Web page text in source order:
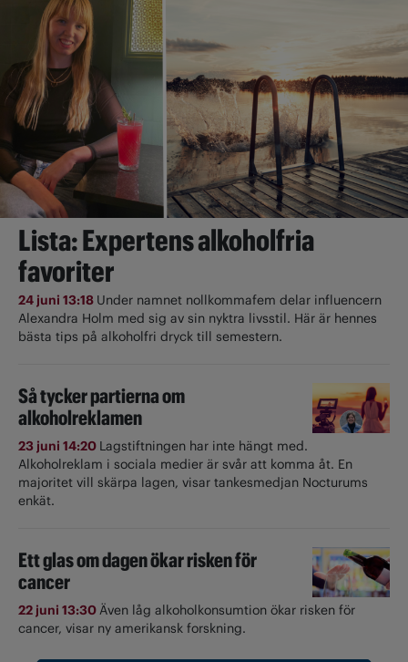
Lista: Expertens alkoholfria
favoriter
24 juni 13:18 Under namnet nollkommafem delar influencern
Alexandra Holm med sig av sin nyktra livsstil. Här är hennes
bästa tips på alkoholfri dryck till semestern.
Så tycker partierna om
alkoholreklamen
23 juni 14:20 Lagstiftningen har inte hängt med.
Alkoholreklam i sociala medier är svår att komma åt. En
majoritet vill skärpa lagen, visar tankesmedjan Nocturums
enkät.
Ett glas om dagen ökar risken för
cancer
22 juni 13:30Även låg alkoholkonsumtion ökar risken för
cancer, visar ny amerikansk forskning.